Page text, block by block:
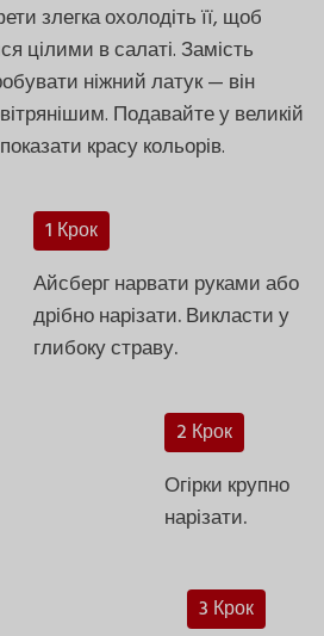
злегка охолодіть її, щоб
цілими в салаті. Замість
ніжний латук — він
Подавайте у великій
красу кольорів.
1 Крок
Айсберг нарвати руками або
дрібно нарізати. Викласти у
глибоку страву.
2 Крок
Огірки крупно
нарізати.
3 Крок